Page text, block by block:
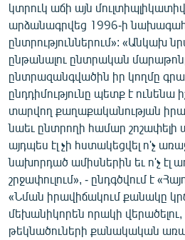
ՍՊՈՐՏ
ՄԵԿՆԱԲԱՆՈՒԹՅՈՒՆ
ՏՏ ԵՒ ԻՆՏԵՐՆԵՏ
ԿՈՐՈՆԱՎԻՐՈՒՍ
ԱՐԽԻՎ
ՏԵՍԱՆՅՈՒԹԵՐ
ԲԱՆԱՎԵՃ
ՁԳՏԵԼՈՎ ԼԱՎԱԳՈՒՅՆԻՆ
ՓՈԴՔԱՍԹ
կտրուկ աճի այն
արձանագրվեց 1996-ի
ընտրություններում»: «Անկախ
ընթանալու ընտրական
ընտրազանգվածին իր կողմը
ընդդիմությունը պետք է ունենա
տարվող քաղաքականության
նաեւ ընտրողի համար շոշափելի
այդպես էլ չի հստակեցվել ո'չ
նախորդած ամիսներին եւ ո'չ էլ
շրջափուլում», - ընդգծվում է
«Նման իրավիճակում քանակը
մեխանիկորեն որակի վերածելու,
թեկնածուների քանակական